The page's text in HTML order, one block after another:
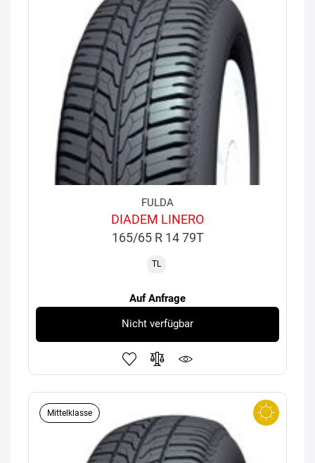
FULDA
DIADEM LINERO
165/65 R 14 79T
TL
Auf Anfrage
Nicht verfügbar
Mittelklasse